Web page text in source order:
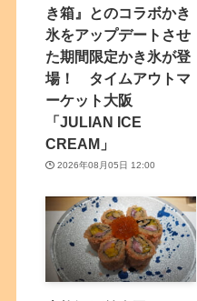
き箱』とのコラボかき
氷をアップデートさせ
た期間限定かき氷が登
場！ タイムアウトマ
ーケット大阪
「JULIAN ICE
CREAM」
2026年08月05日 12:00